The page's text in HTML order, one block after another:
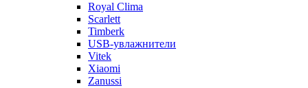
Royal Clima
Scarlett
Timberk
USB-увлажнители
Vitek
Xiaomi
Zanussi